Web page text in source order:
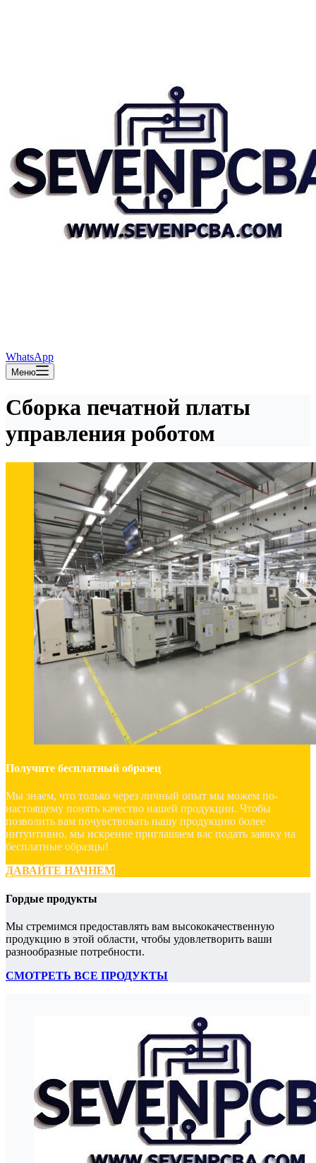
WhatsApp
Меню
Сборка печатной платы
управления роботом
Получите бесплатный образец
Мы знаем, что только через личный опыт мы можем по-
настоящему понять качество нашей продукции. Чтобы
позволить вам почувствовать нашу продукцию более
интуитивно, мы искренне приглашаем вас подать заявку на
бесплатные образцы!
ДАВАЙТЕ НАЧНЕМ
Гордые продукты
Мы стремимся предоставлять вам высококачественную
продукцию в этой области, чтобы удовлетворить ваши
разнообразные потребности.
СМОТРЕТЬ ВСЕ ПРОДУКТЫ